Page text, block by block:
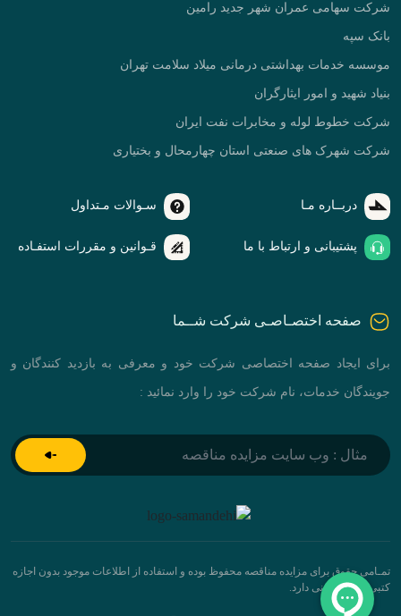
شرکت سهامی عمران شهر جدید رامین
بانک سپه
موسسه خدمات بهداشتی درمانی میلاد سلامت تهران
بنیاد شهید و امور ایثارگران
شرکت خطوط لوله و مخابرات نفت ایران
شرکت شهرک های صنعتی استان چهارمحال و بختیاری
دربــاره مـا سـوالات مـتداول
پشتیبانی و ارتباط با ما قـوانین و مقررات استفـاده
صفحه اختصـاصـی شرکت شــما
برای ایجاد صفحه اختصاصی شرکت خود و معرفی به بازدید کنندگان و
جویندگان خدمات، نام شرکت خود را وارد نمائید :
تمـامی حقوق برای مزایده مناقصه محفوظ بوده و استفاده از اطلاعات موجود بدون اجازه
کتبی پیگرد قانونی دارد.